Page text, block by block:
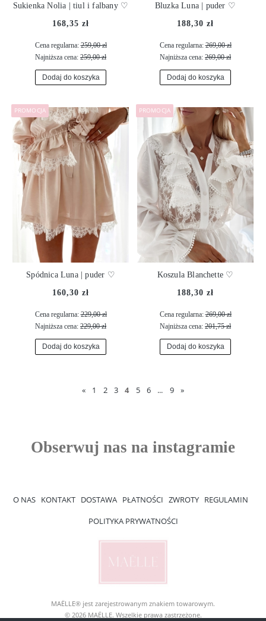
Sukienka Nolia | tiul i falbany ♡
168,35 zł
Cena regularna:259,00 zł
Najniższa cena: 259,00 zł
Dodaj do koszyka
Bluzka Luna | puder ♡
188,30 zł
Cena regularna:269,00 zł
Najniższa cena: 269,00 zł
Dodaj do koszyka
Spódnica Luna | puder ♡
160,30 zł
Cena regularna:229,00 zł
Najniższa cena: 229,00 zł
Dodaj do koszyka
PROMOCJA
Koszula Blanchette ♡
188,30 zł
Cena regularna:269,00 zł
Najniższa cena: 201,75 zł
Dodaj do koszyka
PROMOCJA
« 1 2 3 4 5 6 ... 9 »
O NAS KONTAKT DOSTAWA PŁATNOŚCI ZWROTY REGULAMIN
POLITYKA PRYWATNOŚCI
MAËLLE® jest zarejestrowanym znakiem towarowym.
© 2026 MAËLLE. Wszelkie prawa zastrzeżone.